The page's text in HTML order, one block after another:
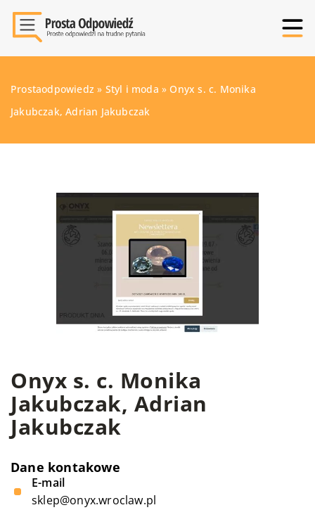
Prostaodpowiedz » Styl i moda » Onyx s. c. Monika
Jakubczak, Adrian Jakubczak
Onyx s. c. Monika
Jakubczak, Adrian
Jakubczak
Dane kontakowe
E-mail
sklep@onyx.wroclaw.pl